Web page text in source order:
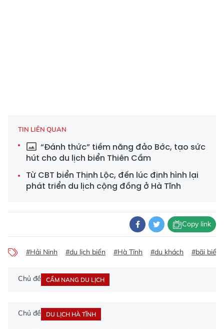
TIN LIÊN QUAN
“Đánh thức” tiềm năng đảo Bớc, tạo sức
hút cho du lịch biển Thiên Cầm
Từ CBT biển Thịnh Lộc, đến lúc định hình lại
phát triển du lịch cộng đồng ở Hà Tĩnh
Copy link
#Hải Ninh #du lịch biển #Hà Tĩnh #du khách #bãi biển
Chủ đề CẨM NANG DU LỊCH
Chủ đề DU LỊCH HÀ TĨNH